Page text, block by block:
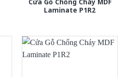
Laminate P1R2